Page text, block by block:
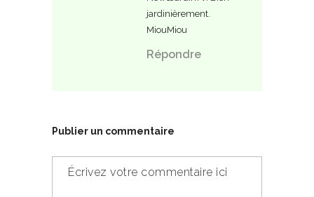
jardinièrement.
MiouMiou
Répondre
Publier un commentaire